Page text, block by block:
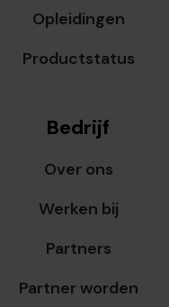
Opleidingen
Productstatus
Bedrijf
Over ons
Werken bij
Partners
Partner worden